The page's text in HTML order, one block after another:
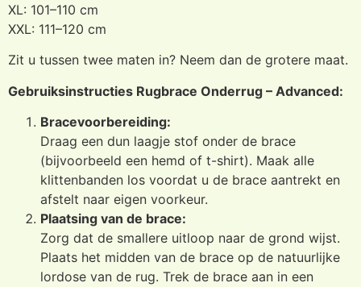
XL: 101–110 cm
XXL: 111–120 cm
Zit u tussen twee maten in? Neem dan de grotere maat.
Gebruiksinstructies Rugbrace Onderrug – Advanced:
Bracevoorbereiding:
Draag een dun laagje stof onder de brace
(bijvoorbeeld een hemd of t-shirt). Maak alle
klittenbanden los voordat u de brace aantrekt en
afstelt naar eigen voorkeur.
Plaatsing van de brace:
Zorg dat de smallere uitloop naar de grond wijst.
Plaats het midden van de brace op de natuurlijke
lordose van de rug. Trek de brace aan in een